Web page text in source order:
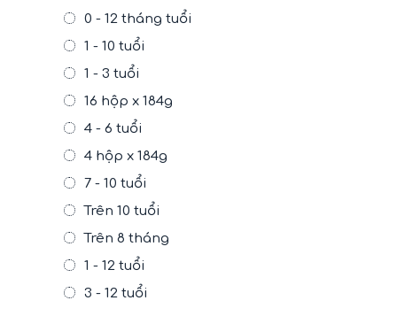
0 - 12 tháng tuổi
1 - 10 tuổi
1 - 3 tuổi
16 hộp x 184g
4 - 6 tuổi
4 hộp x 184g
7 - 10 tuổi
Trên 10 tuổi
Trên 8 tháng
1 - 12 tuổi
3 - 12 tuổi